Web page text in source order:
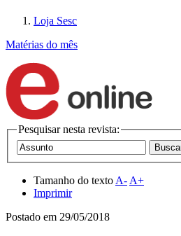
Loja Sesc
Matérias do mês
Pesquisar nesta revista:
Tamanho do texto A- A+
Imprimir
Postado em 29/05/2018